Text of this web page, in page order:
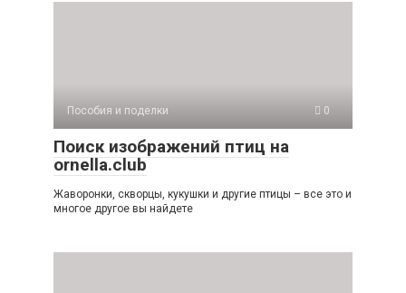
Пособия и поделки 0
Поиск изображений птиц на
ornella.club
Жаворонки, скворцы, кукушки и другие птицы – все это и
многое другое вы найдете